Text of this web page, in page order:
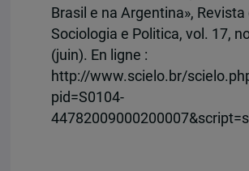
Brasil e na Argentina», Revista
Sociologia e Politica, vol. 17,
(juin). En ligne :
http://www.scielo.br/
pid=S0104-